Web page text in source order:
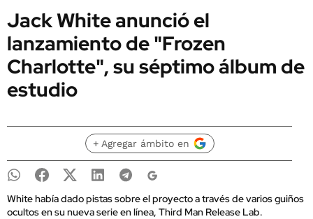
Jack White anunció el
lanzamiento de "Frozen
Charlotte", su séptimo álbum de
estudio
+ Agregar ámbito en
White había dado pistas sobre el proyecto a través de varios guiños
ocultos en su nueva serie en línea, Third Man Release Lab.